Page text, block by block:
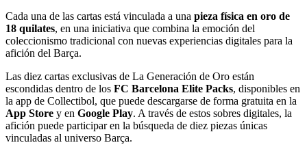
Cada una de las cartas está vinculada a una pieza física en oro de
18 quilates, en una iniciativa que combina la emoción del
coleccionismo tradicional con nuevas experiencias digitales para la
afición del Barça.
Las diez cartas exclusivas de La Generación de Oro están
escondidas dentro de los FC Barcelona Elite Packs, disponibles en
la app de Collectibol, que puede descargarse de forma gratuita en la
App Store y en Google Play. A través de estos sobres digitales, la
afición puede participar en la búsqueda de diez piezas únicas
vinculadas al universo Barça.